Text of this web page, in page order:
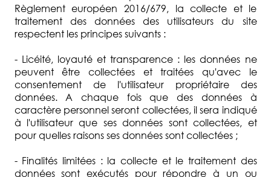
Règlement européen 2016/679, la collecte et le
traitement des données des utilisateurs du site
respectent les principes suivants :
- Licéité, loyauté et transparence : les données ne
peuvent être collectées et traitées qu'avec le
consentement de l'utilisateur propriétaire des
données. A chaque fois que des données à
caractère personnel seront collectées, il sera indiqué
à l'utilisateur que ses données sont collectées, et
pour quelles raisons ses données sont collectées ;
- Finalités limitées : la collecte et le traitement des
données sont exécutés pour répondre à un ou